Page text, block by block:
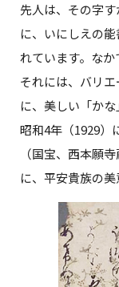
先人は、その字
に、いにしえの
れています。な
それには、バリ
に、美しい「か
昭和4年（1929）
（国宝、西本願
に、平安貴族の